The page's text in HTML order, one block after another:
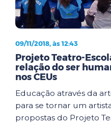
09/11/2018, às 12:43
Projeto Teatro-
relação do ser
nos CEUs
Educação através da
para se tornar um
propostas do Projeto